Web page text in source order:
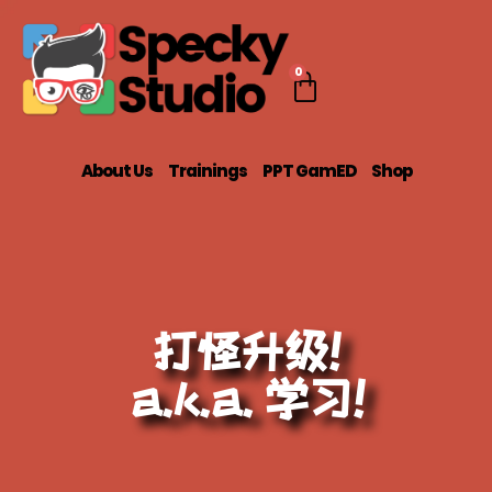
About Us Trainings PPT GamED Shop
0
打怪升级!
a.k.a. 学习!